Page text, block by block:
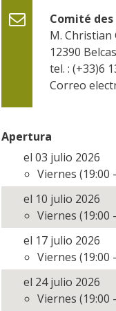
Comité
M. Christian
12390
tel. : (+33)6
Correo
Apertura
el 03 julio 2026
Viernes (19:00
el 10 julio 2026
Viernes (19:00
el 17 julio 2026
Viernes (19:00
el 24 julio 2026
Viernes (19:00